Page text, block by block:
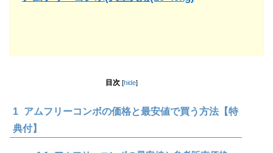
目次 [hide]
1 アムフリーコンボの価格と最安値で買う方法【特
典付】